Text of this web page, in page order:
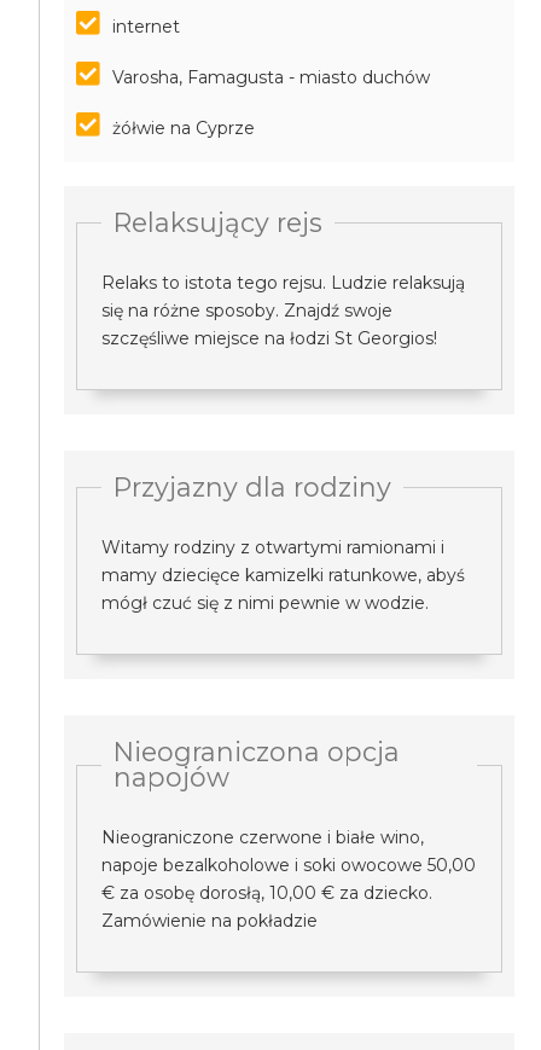
internet
Varosha, Famagusta - miasto duchów
żółwie na Cyprze
Relaksujący rejs
Relaks to istota tego rejsu. Ludzie relaksują
się na różne sposoby. Znajdź swoje
szczęśliwe miejsce na łodzi St Georgios!
Przyjazny dla rodziny
Witamy rodziny z otwartymi ramionami i
mamy dziecięce kamizelki ratunkowe, abyś
mógł czuć się z nimi pewnie w wodzie.
Nieograniczona opcja
napojów
Nieograniczone czerwone i białe wino,
napoje bezalkoholowe i soki owocowe 50,00
€ za osobę dorosłą, 10,00 € za dziecko.
Zamówienie na pokładzie